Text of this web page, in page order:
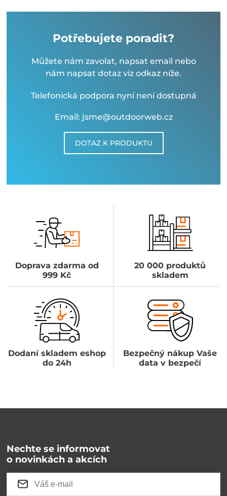
Potřebujete poradit?
Můžete nám zavolat, napsat email nebo
nám napsat dotaz viz odkaz níže.
Telefonická podpora nyní není dostupná
Email: jsme@outdoorweb.cz
DOTAZ K PRODUKTU
Doprava zdarma od
999 Kč
20 000 produktů
skladem
Dodaní skladem eshop
do 24h
Bezpečný nákup Vaše
data v bezpečí
Nechte se informovat
o novinkách a akcích